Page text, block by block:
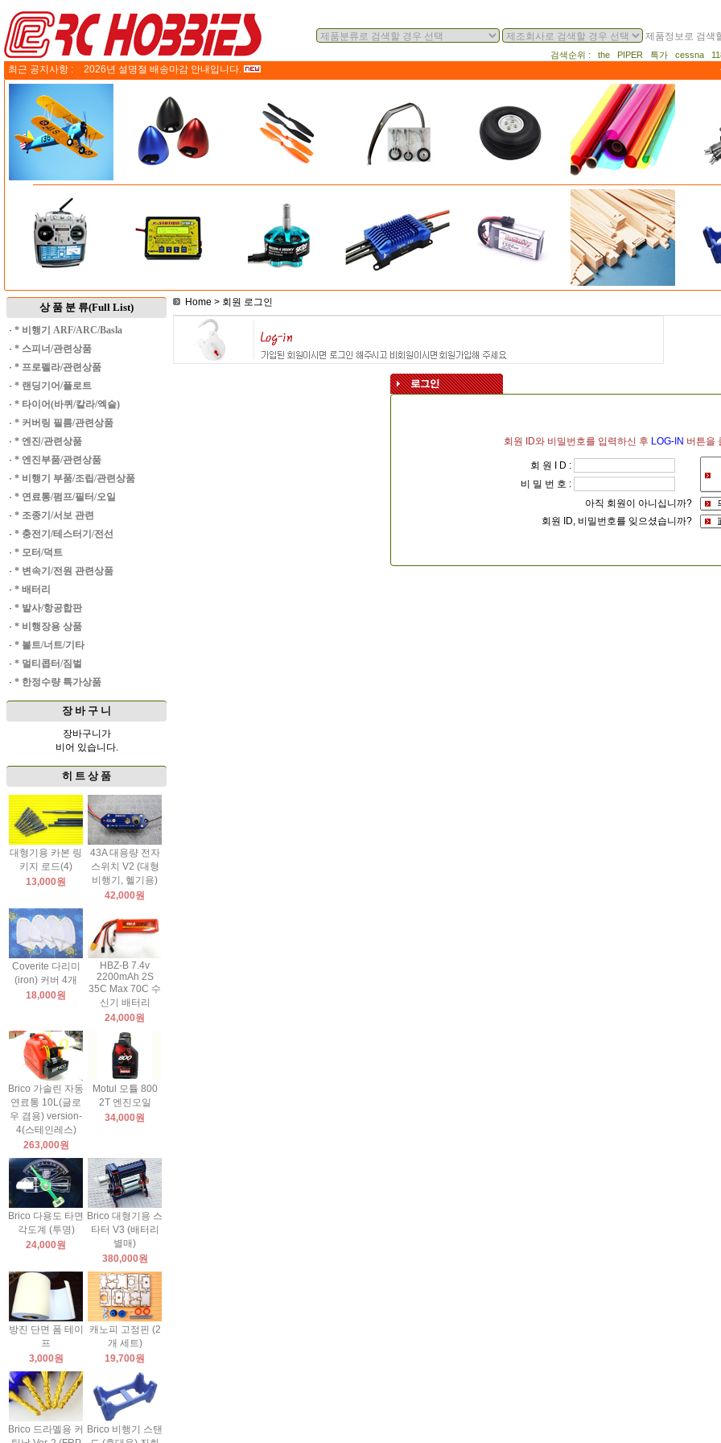
제품정보로 검색
검색순위 : the PIPER 특가 cessna
최근 공지사항 : 2026년 설명절 배송마감 안내입니다.
상 품 분 류(Full List)
· * 비행기 ARF/ARC/Basla
· * 스피너/관련상품
· * 프로펠라/관련상품
· * 랜딩기어/플로트
· * 타이어(바퀴/칼라/엑슬)
· * 커버링 필름/관련상품
· * 엔진/관련상품
· * 엔진부품/관련상품
· * 비행기 부품/조립/관련상품
· * 연료통/펌프/필터/오일
· * 조종기/서보 관련
· * 충전기/테스터기/전선
· * 모터/덕트
· * 변속기/전원 관련상품
· * 배터리
· * 발사/항공합판
· * 비행장용 상품
· * 볼트/너트/기타
· * 멀티콥터/짐벌
· * 한정수량 특가상품
장 바 구 니
장바구니가
비어 있습니다.
히 트 상 품
대형기용 카본 링
키지 로드(4)
13,000원
43A 대용량 전자
스위치 V2 (대형
비행기, 헬기용)
42,000원
Coverite 다리미
(iron) 커버 4개
18,000원
HBZ-B 7.4v
2200mAh 2S
35C Max 70C 수
신기 배터리
24,000원
Brico 가솔린 자동
연료통 10L(글로
우 겸용) version-
4(스테인레스)
263,000원
Motul 모튤 800
2T 엔진오일
34,000원
Brico 다용도 타면
각도계 (투명)
24,000원
Brico 대형기용 스
타터 V3 (배터리
별매)
380,000원
방진 단면 폼 테이
프
3,000원
캐노피 고정핀 (2
개 세트)
19,700원
Brico 드라멜용 커
Brico 비행기 스탠
Home > 회원 로그인
회원 ID와 비밀번호를 입력하신 후 LOG-IN 버튼을
회 원 I D :
비 밀 번 호 :
아직 회원이 아니십니까?
회원 ID, 비밀번호를 잊으셨습니까?